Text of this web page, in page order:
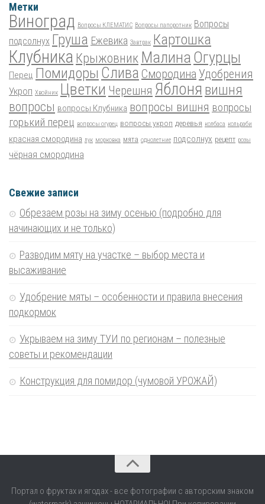
Метки
Виноград Вопросы КЛЕМАТИС Вопросы папоротник Вопросы
подсолнух Груша Ежевика Завтрак Картошка
Клубника Крыжовник Малина Огурцы
Перец Помидоры Слива Смородина Удобрения
Укроп Хвойник Цветки Черешня Яблоня вишня
вопросы вопросы Клубника вопросы вишня вопросы
горький перец вопросы огурец вопросы укроп деревья колбаса кольраби
красная смородина лук морковка мята однолетние подсолнух рецепт розы
чёрная смородина
Свежие записи
Обрезаем розы на зиму осенью (подробно для
начинающих и не только)
Разводим мяту на участке – выбор места и
высаживание
Удобрение мяты – особенности и правила внесения
подкормок
Укрываем на зиму ТУИ по регионам – полезные
советы и рекомендации
Конструкция для помидор (чумовой УРОЖАЙ)
Портал о фруктах и ягодах - все фотографии с авторским знаком